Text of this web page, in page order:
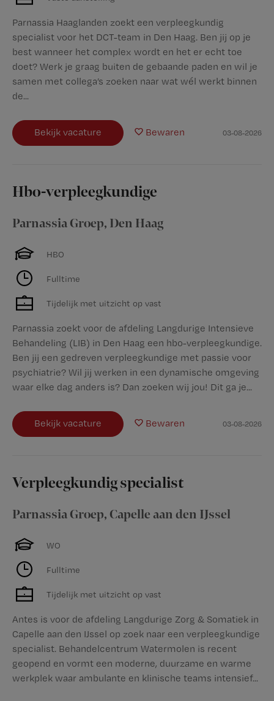
Parnassia Haaglanden zoekt een verpleegkundig
specialist voor het DCT-team in Den Haag. Ben jij op je
best wanneer het complex wordt en het er echt toe
doet? Werk je graag buiten de gebaande paden en wil je
samen met collega’s zoeken naar wat wél werkt binnen
de...
Bekijk vacature Bewaren 03-08-2026
Hbo-verpleegkundige
Parnassia Groep, Den Haag
HBO
Fulltime
Tijdelijk met uitzicht op vast
Parnassia zoekt voor de afdeling Langdurige Intensieve
Behandeling (LIB) in Den Haag een hbo-verpleegkundige.
Ben jij een gedreven verpleegkundige met passie voor
psychiatrie? Wil jij werken in een dynamische omgeving
waar elke dag anders is? Dan zoeken wij jou! Dit ga je...
Bekijk vacature Bewaren 03-08-2026
Verpleegkundig specialist
Parnassia Groep, Capelle aan den IJssel
WO
Fulltime
Tijdelijk met uitzicht op vast
Antes is voor de afdeling Langdurige Zorg & Somatiek in
Capelle aan den IJssel op zoek naar een verpleegkundige
specialist. Behandelcentrum Watermolen is recent
geopend en vormt een moderne, duurzame en warme
werkplek waar ambulante en klinische teams intensief...